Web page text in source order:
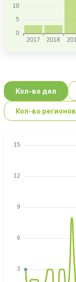
Кол-во дел
Кол-во регионов